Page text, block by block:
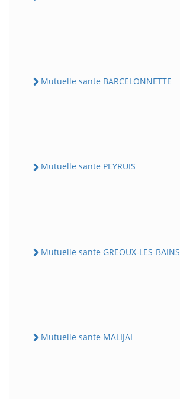
Mutuelle sante BARCELONNETTE
Mutuelle sante PEYRUIS
Mutuelle sante GREOUX-LES-BAINS
Mutuelle sante MALIJAI